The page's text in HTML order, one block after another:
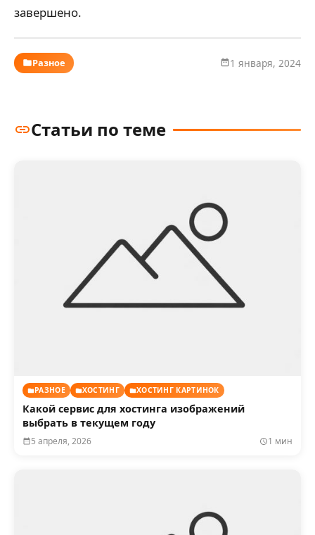
завершено.
Разное 1 января, 2024
Статьи по теме
РАЗНОЕ ХОСТИНГ ХОСТИНГ КАРТИНОК
Какой сервис для хостинга изображений
выбрать в текущем году
5 апреля, 2026 1 мин